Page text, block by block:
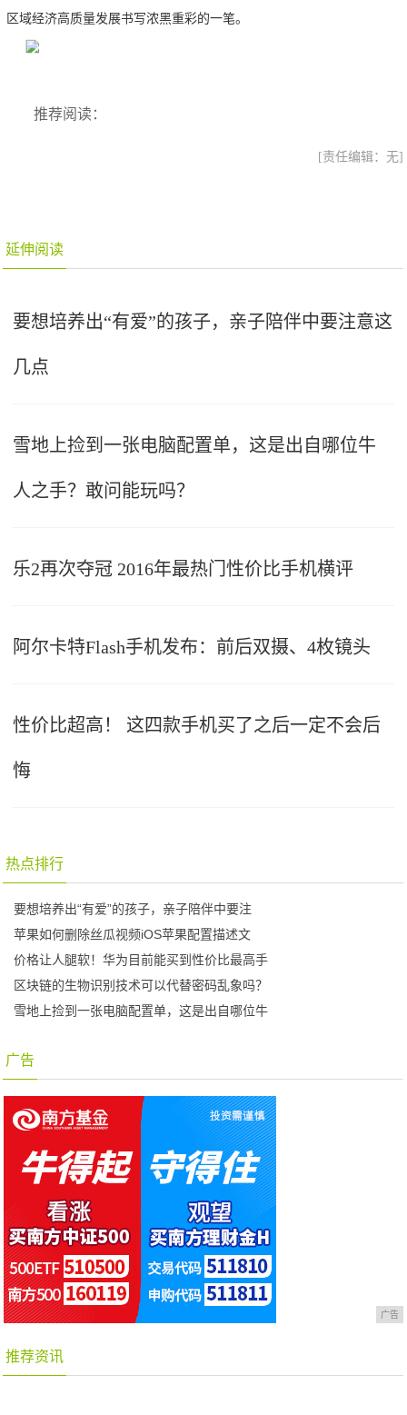
区域经济高质量发展书写浓黑重彩的一笔。
推荐阅读：
[责任编辑：无]
延伸阅读
要想培养出“有爱”的孩子，亲子陪伴中要注意这
几点
雪地上捡到一张电脑配置单，这是出自哪位牛
人之手？敢问能玩吗？
乐2再次夺冠 2016年最热门性价比手机横评
阿尔卡特Flash手机发布：前后双摄、4枚镜头
性价比超高！ 这四款手机买了之后一定不会后
悔
热点排行
要想培养出“有爱”的孩子，亲子陪伴中要注
苹果如何删除丝瓜视频iOS苹果配置描述文
价格让人腿软！华为目前能买到性价比最高手
区块链的生物识别技术可以代替密码乱象吗？
雪地上捡到一张电脑配置单，这是出自哪位牛
广告
广告
推荐资讯